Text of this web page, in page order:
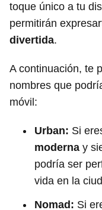
toque único a tu
permitirán
divertida.
A continuación, te
nombres que
móvil:
Urban: Si
moderna y
podría ser
vida en la
Nomad: Si